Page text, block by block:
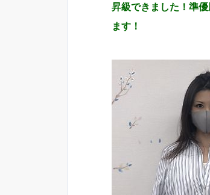
昇級できました！準
ます！